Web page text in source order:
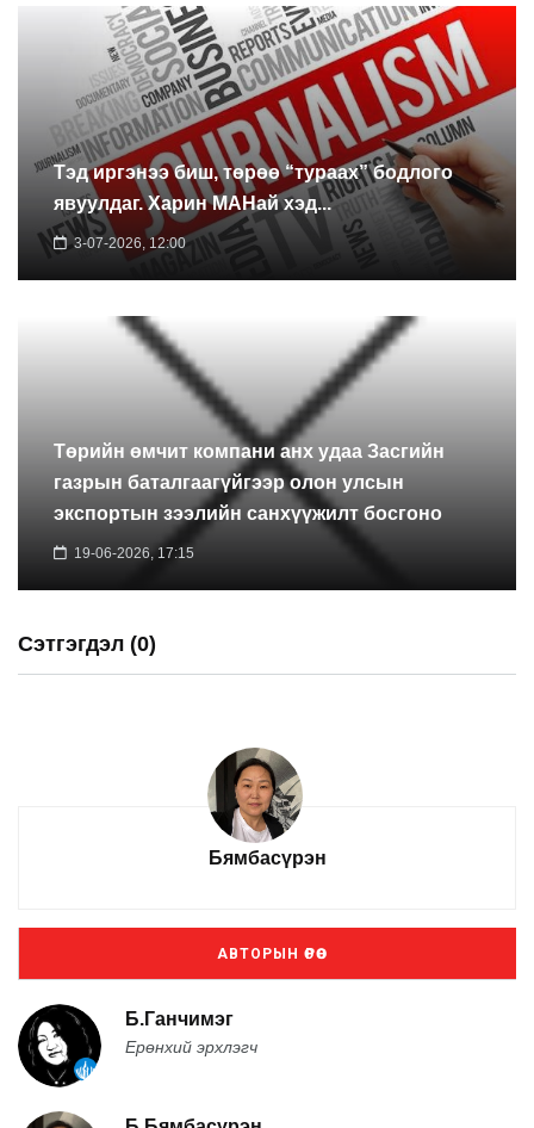
Тэд иргэнээ биш, төрөө “тураах” бодлого
явуулдаг. Харин МАНай хэд...
3-07-2026, 12:00
Төрийн өмчит компани анх удаа Засгийн
газрын баталгаагүйгээр олон улсын
экспортын зээлийн санхүүжилт босгоно
19-06-2026, 17:15
Сэтгэгдэл (0)
Бямбасүрэн
АВТОРЫН ӨРӨӨ
Б.Ганчимэг
Ерөнхий эрхлэгч